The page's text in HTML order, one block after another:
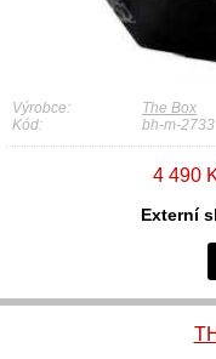
Výrobce:
The Box
Kód:
bh-m-2733
4 490
Externí